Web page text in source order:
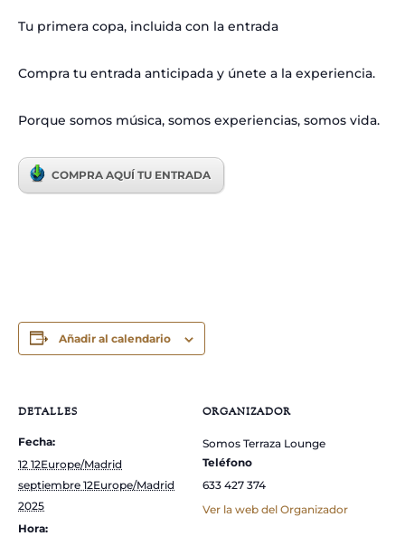
Tu primera copa, incluida con la entrada
Compra tu entrada anticipada y únete a la experiencia.
Porque somos música, somos experiencias, somos vida.
COMPRA AQUÍ TU ENTRADA
Añadir al calendario
DETALLES
Fecha:
12 12Europe/Madrid
septiembre 12Europe/Madrid
2025
Hora:
ORGANIZADOR
Somos Terraza Lounge
Teléfono
633 427 374
Ver la web del Organizador